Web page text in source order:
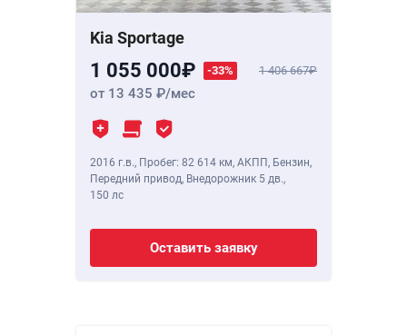
Kia Sportage
1 055 000 -33% 1 406 667
от 13 435 /мес
2016 г.в., Пробег: 82 614 км, АКПП, Бензин,
Передний привод, Внедорожник 5 дв.,
150 лс
Оставить заявку